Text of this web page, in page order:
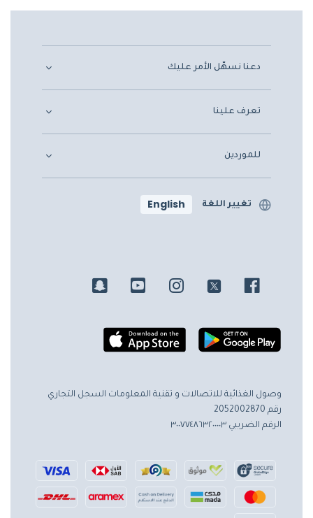
دعنا نسهّل الأمر عليك
تعرف علينا
للموردين
تغيير اللغة English
وصول الغذائية للاتصالات و تقنية المعلومات السجل التجاري
رقم 2052002870
الرقم الضريبي ٣٠٠٧٧٤٨٦٣٢٠٠٠٠٣